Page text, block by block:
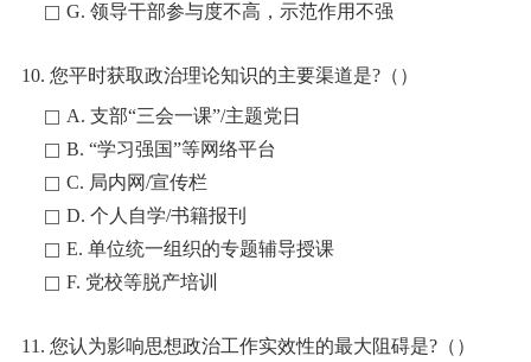
G. 领导干部参与度不高，示范作用不强
10. 您平时获取政治理论知识的主要渠道是?（）
A. 支部“三会一课”/主题党日
B. “学习强国”等网络平台
C. 局内网/宣传栏
D. 个人自学/书籍报刊
E. 单位统一组织的专题辅导授课
F. 党校等脱产培训
11. 您认为影响思想政治工作实效性的最大阻碍是?（）